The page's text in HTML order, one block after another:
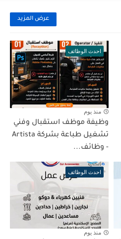
عرض المزيد
احدث الوظائف
منذ يوم
وظيفة موظف استقبال وفني
تشغيل طباعة بشركة Artista
- وظائف...
احدث الوظائف
منذ يوم